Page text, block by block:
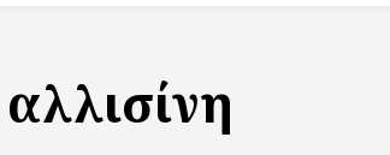
αλλισίνη